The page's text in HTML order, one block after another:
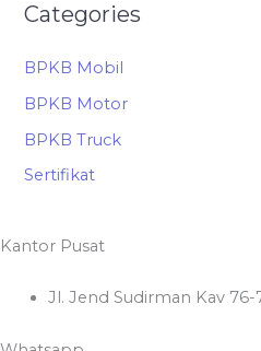
Categories
BPKB Mobil
BPKB Motor
BPKB Truck
Sertifikat
Kantor Pusat
Jl. Jend Sudirman Kav